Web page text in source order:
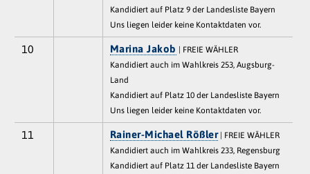
Kandidiert auf Platz 9 der Landesliste Bayern
Uns liegen leider keine Kontaktdaten vor.
10 Marina Jakob
| FREIE WÄHLER
Kandidiert auch im Wahlkreis 253, Augsburg-
Land
Kandidiert auf Platz 10 der Landesliste Bayern
Uns liegen leider keine Kontaktdaten vor.
11 Rainer-Michael Rößler| FREIE WÄHLER
Kandidiert auch im Wahlkreis 233, Regensburg
Kandidiert auf Platz 11 der Landesliste Bayern